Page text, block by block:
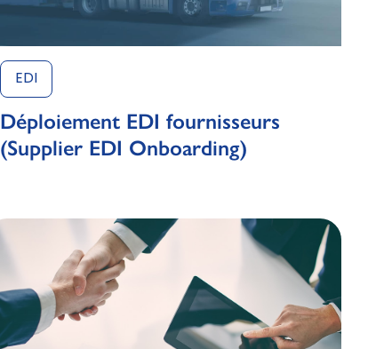
EDI
Déploiement EDI fournisseurs
(Supplier EDI Onboarding)